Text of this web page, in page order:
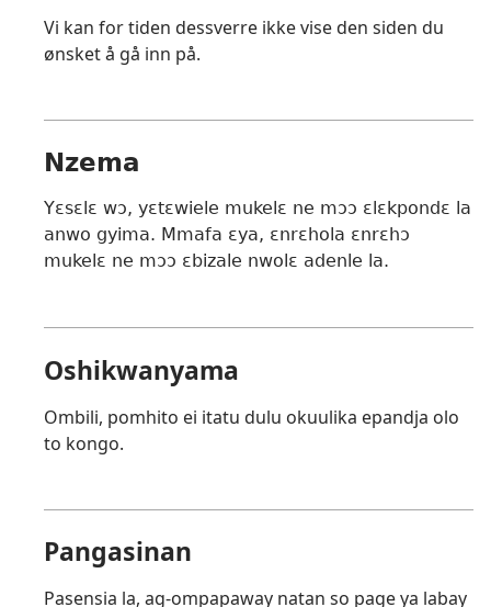
Vi kan for tiden dessverre ikke vise den siden du
ønsket å gå inn på.
Nzema
Yɛsɛlɛ wɔ, yɛtɛwiele mukelɛ ne mɔɔ ɛlɛkpondɛ la
anwo gyima. Mmafa ɛya, ɛnrɛhola ɛnrɛhɔ
mukelɛ ne mɔɔ ɛbizale nwolɛ adenle la.
Oshikwanyama
Ombili, pomhito ei itatu dulu okuulika epandja olo
to kongo.
Pangasinan
Pasensia la, ag-ompapaway natan so page ya labay